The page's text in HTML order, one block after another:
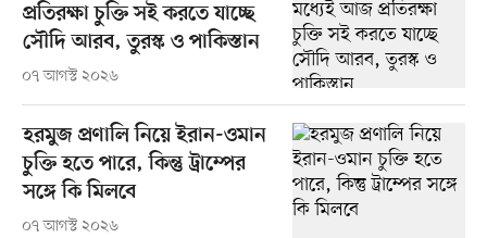
প্রতিরক্ষা চুক্তি সই করতে যাচ্ছে
সৌদি আরব, তুরস্ক ও পাকিস্তান
০৭ আগস্ট ২০২৬
হরমুজ প্রণালি নিয়ে ইরান-ওমান
চুক্তি হতে পারে, কিন্তু ট্রাম্পের
সঙ্গে কি মিলবে
০৭ আগস্ট ২০২৬